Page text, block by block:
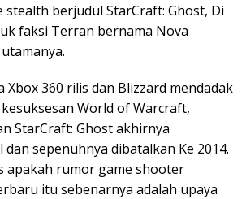
stealth berjudul StarCraft: Ghost, Di
faksi Terran bernama Nova
Xbox 360 rilis dan Blizzard mendadak
World of Warcraft,
StarCraft: Ghost akhirnya
sepenuhnya dibatalkan Ke 2014.
apakah rumor game shooter
itu sebenarnya adalah upaya